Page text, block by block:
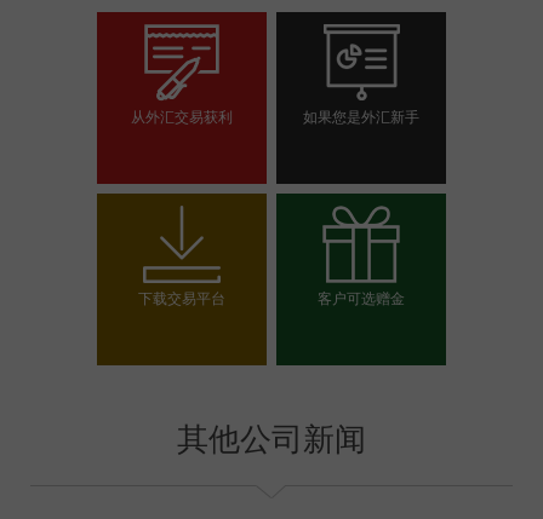
从外汇交易获利 如果您是外汇新手
开设模拟帐户
下载交易平台 客户可选赠金
其他公司新闻